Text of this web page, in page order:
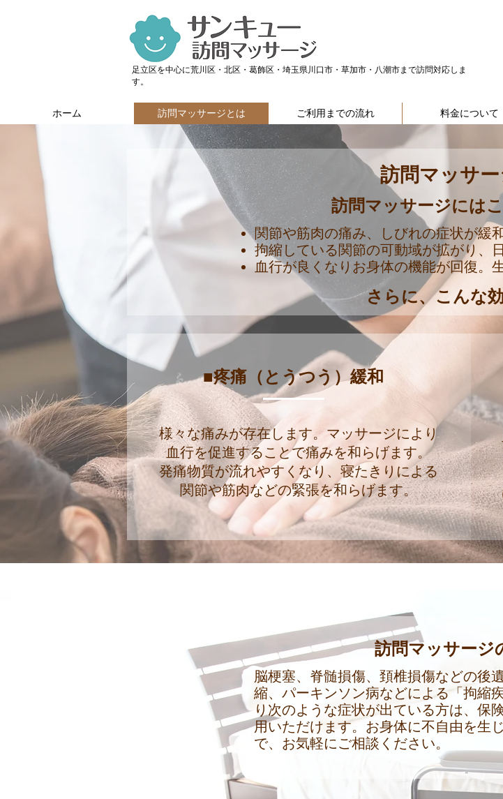
足立区を中心に荒川区・北区・葛飾区・埼玉県川口市・草加市・八潮市まで訪問対応しま
す。
ホーム 訪問マッサージとは ご利用までの流れ 料金について
訪問マッサ
訪問マッサージには
関節や筋肉の痛み、しびれの症状が緩
拘縮している関節の可動域が拡がり、
血行が良くなりお身体の機能が回復。
さらに、こんな
■疼痛（とうつう）緩和
様々な痛みが存在します。マッサージにより
血行を促進することで痛みを和らげます。
発痛物質が流れやすくなり、寝たきりによる
関節や筋肉などの緊張を和らげます。
訪問マッサージ
脳梗塞、脊髄損傷、頚椎損傷などの後
縮、パーキンソン病などによる「拘縮
り次のような症状が出ている方は、保
用いただけます。お身体に不自由を生
で、お気軽にご相談ください。